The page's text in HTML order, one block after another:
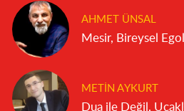
AHMET ÜNSAL
Mesir, Bireysel
METIN AYKURT
Dua ile Değil,